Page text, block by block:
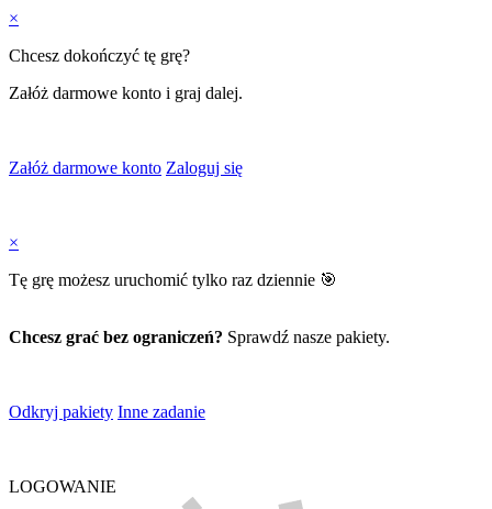
×
Chcesz dokończyć tę grę?
Załóż darmowe konto i graj dalej.
Załóż darmowe konto Zaloguj się
×
Tę grę możesz uruchomić tylko raz dziennie 🎯
Chcesz grać bez ograniczeń? Sprawdź nasze pakiety.
Odkryj pakiety Inne zadanie
LOGOWANIE